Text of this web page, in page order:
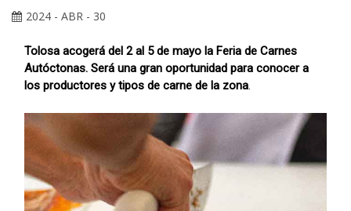
2024 - ABR - 30
Tolosa acogerá del 2 al 5 de mayo la Feria de Carnes
Autóctonas. Será una gran oportunidad para conocer a
los productores y tipos de carne de la zona.